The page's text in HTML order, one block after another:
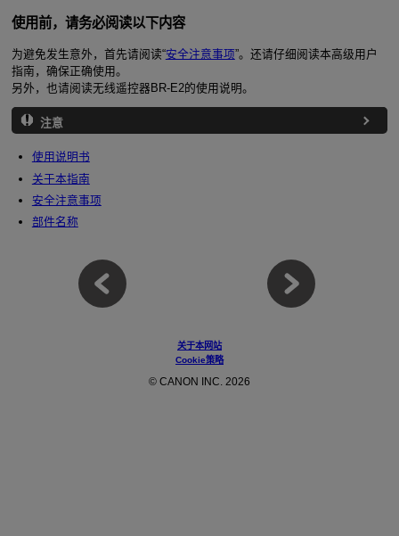
使用前，请务必阅读以下内容
为避免发生意外，首先请阅读“安全注意事项”。还请仔细阅读本高级用户
指南，确保正确使用。
另外，也请阅读无线遥控器 BR-E2的使用说明。
注意
使用说明书
关于本指南
安全注意事项
部件名称
关于本网站
Cookie策略
© CANON INC. 2026